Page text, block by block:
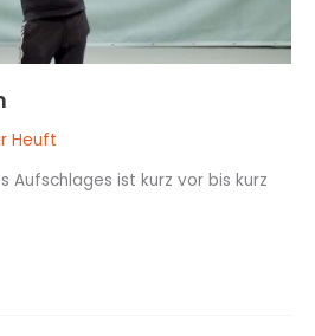
Heuft
Aufschlages ist kurz vor bis kurz